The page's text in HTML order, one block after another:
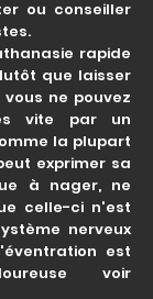
ou conseiller
rapide
que laisser
ne pouvez
vite par un
la plupart
exprimer sa
à nager, ne
celle-ci n'est
nerveux
est
voir